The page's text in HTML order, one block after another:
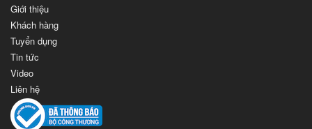
Giới thiệu
Khách hàng
Tuyển dụng
Tin tức
Video
Liên hệ